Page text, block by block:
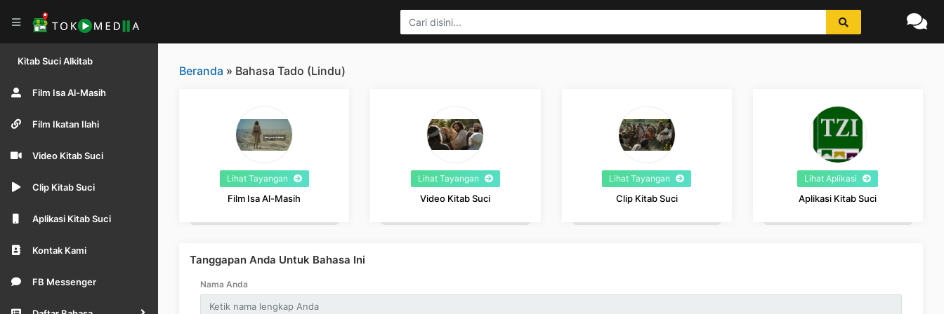
Kitab Suci Alkitab
Film Isa Al-Masih
Film Ikatan Ilahi
Video Kitab Suci
Clip Kitab Suci
Aplikasi Kitab Suci
Kontak Kami
FB Messenger
Beranda » Bahasa Tado (Lindu)
Lihat Tayangan
Film Isa Al-Masih
Lihat Tayangan
Video Kitab Suci
Lihat Tayangan
Clip Kitab Suci
Lihat Aplikasi
Aplikasi Kitab Suci
Tanggapan Anda Untuk Bahasa Ini
Nama Anda